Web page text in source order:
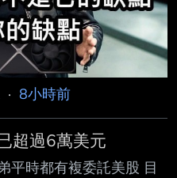
· 8小時前
超過6萬美元
平時都有複委託美股 目